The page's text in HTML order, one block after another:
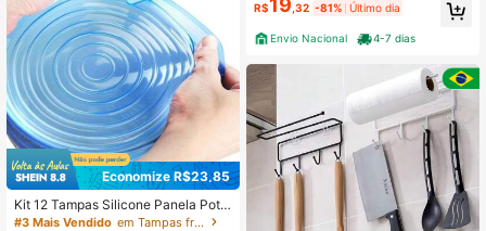
Economize R$23,85
Kit 12 Tampas Silicone Panela Pote
Universal Flexível Lavável Silicone
#3 Mais Vendido
em Tampas frescas
R$19,32 -81% Último dia
Envio Nacional 4-7 dias